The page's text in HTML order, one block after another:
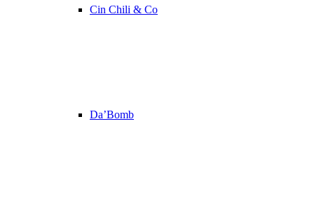
Cin Chili & Co
Da’Bomb